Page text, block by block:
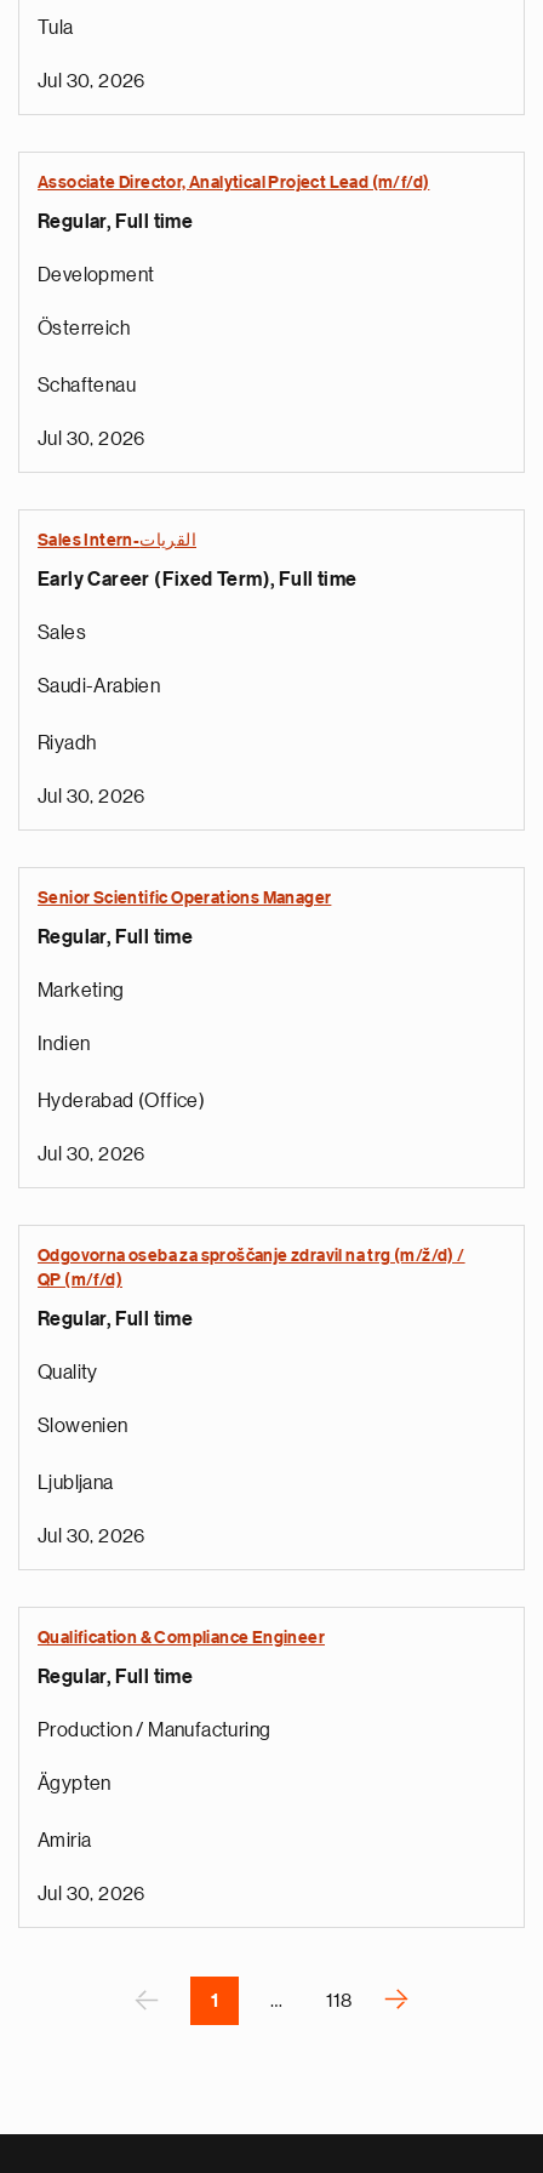
Tula
Jul 30, 2026
Associate Director, Analytical Project Lead (m/f/d)
Regular, Full time
Development
Österreich
Schaftenau
Jul 30, 2026
Sales Intern-القريات
Early Career (Fixed Term), Full time
Sales
Saudi-Arabien
Riyadh
Jul 30, 2026
Senior Scientific Operations Manager
Regular, Full time
Marketing
Indien
Hyderabad (Office)
Jul 30, 2026
Odgovorna oseba za sproščanje zdravil na trg (m/ž/d) /
QP (m/f/d)
Regular, Full time
Quality
Slowenien
Ljubljana
Jul 30, 2026
Qualification & Compliance Engineer
Regular, Full time
Production / Manufacturing
Ägypten
Amiria
Jul 30, 2026
‹
i
a
e
1 … 118
›